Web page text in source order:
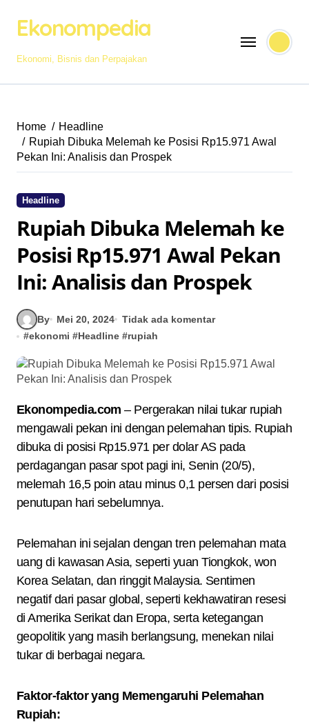
contentEkonompedia
Ekonomi, Bisnis dan Perpajakan
Home
Headline
Rupiah Dibuka Melemah ke Posisi Rp15.971 Awal
Pekan Ini: Analisis dan Prospek
Headline
Rupiah Dibuka Melemah ke
Posisi Rp15.971 Awal Pekan
Ini: Analisis dan Prospek
By Mei 20, 2024
Tidak ada komentar
#ekonomi #Headline #rupiah
Ekonompedia.com – Pergerakan nilai tukar rupiah
mengawali pekan ini dengan pelemahan tipis. Rupiah
dibuka di posisi Rp15.971 per dolar AS pada
perdagangan pasar spot pagi ini, Senin (20/5),
melemah 16,5 poin atau minus 0,1 persen dari posisi
penutupan hari sebelumnya.
Pelemahan ini sejalan dengan tren pelemahan mata
uang di kawasan Asia, seperti yuan Tiongkok, won
Korea Selatan, dan ringgit Malaysia. Sentimen
negatif dari pasar global, seperti kekhawatiran resesi
di Amerika Serikat dan Eropa, serta ketegangan
geopolitik yang masih berlangsung, menekan nilai
tukar di berbagai negara.
Faktor-faktor yang Memengaruhi Pelemahan
Rupiah: